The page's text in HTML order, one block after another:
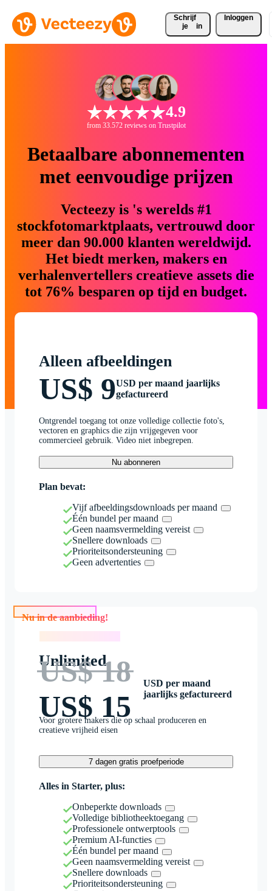
Schrijf
je
in
Inloggen
4.9
from 33.572 reviews on Trustpilot
Betaalbare abonnementen
met eenvoudige prijzen
Vecteezy is 's werelds #1
stockfotomarktplaats, vertrouwd door
meer dan 90.000 klanten wereldwijd.
Het biedt merken, makers en
verhalenvertellers creatieve assets die
tot 76% besparen op tijd en budget.
Alleen afbeeldingen
US$ 9USD per maand jaarlijks
gefactureerd
Ontgrendel toegang tot onze volledige collectie foto's,
vectoren en graphics die zijn vrijgegeven voor
commercieel gebruik. Video niet inbegrepen.
Nu abonneren
Plan bevat:
Vijf afbeeldingsdownloads per maand
Één bundel per maand
Geen naamsvermelding vereist
Snellere downloads
Prioriteitsondersteuning
Geen advertenties
Nu in de aanbieding!
Unlimited
US$ 18
US$ 15
USD per maand
jaarlijks gefactureerd
Voor grotere makers die op schaal produceren en
creatieve vrijheid eisen
7 dagen gratis proefperiode
Alles in Starter, plus:
Onbeperkte downloads
Volledige bibliotheektoegang
Professionele ontwerptools
Premium AI-functies
Één bundel per maand
Geen naamsvermelding vereist
Snellere downloads
Prioriteitsondersteuning